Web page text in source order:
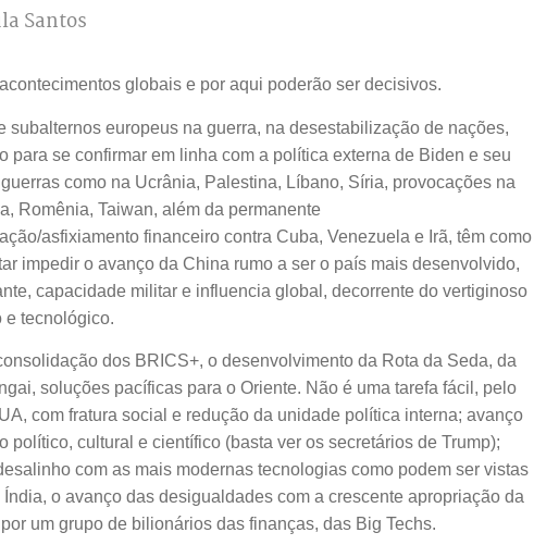
Santos
globais e por aqui poderão ser decisivos.
subalternos europeus na guerra, na desestabilização de nações,
para se confirmar em linha com a política externa de Biden e seu
como na Ucrânia, Palestina, Líbano, Síria, provocações na
Romênia, Taiwan, além da permanente
asfixiamento financeiro contra Cuba, Venezuela e Irã, têm como
impedir o avanço da China rumo a ser o país mais desenvolvido,
capacidade militar e influencia global, decorrente do vertiginoso
e tecnológico.
dos BRICS+, o desenvolvimento da Rota da Seda, da
soluções pacíficas para o Oriente. Não é uma tarefa fácil, pelo
com fratura social e redução da unidade política interna; avanço
político, cultural e científico (basta ver os secretários de Trump);
com as mais modernas tecnologias como podem ser vistas
o avanço das desigualdades com a crescente apropriação da
um grupo de bilionários das finanças, das Big Techs.